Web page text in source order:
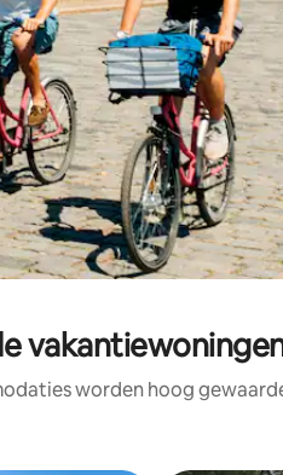
worden hoog